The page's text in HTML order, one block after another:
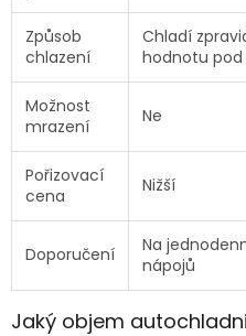
Způsob
chlazení
Chladí
hodnotu
Možnost
mrazení
Ne
Pořizovací
cena
Nižší
Doporučení
Na
nápojů
Jaký objem